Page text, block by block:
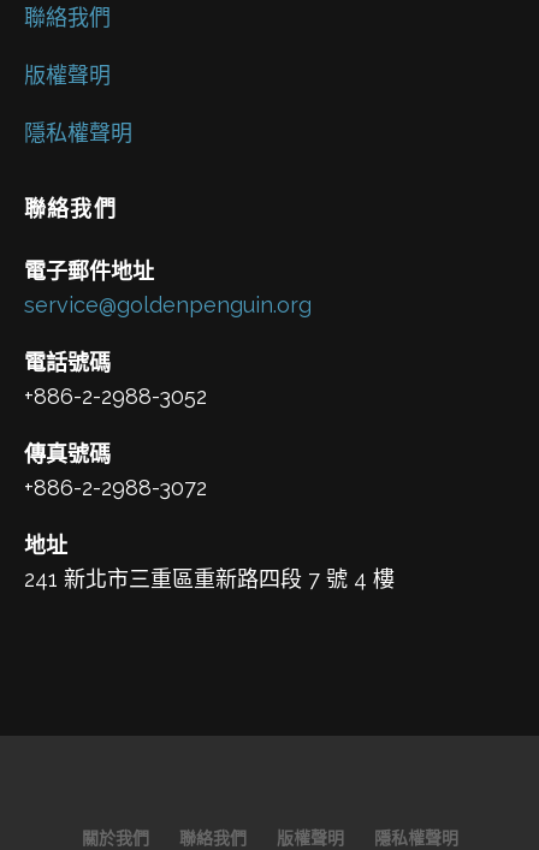
聯絡我們
版權聲明
隱私權聲明
聯絡我們
電子郵件地址
service@goldenpenguin.org
電話號碼
+886-2-2988-3052
傳真號碼
+886-2-2988-3072
地址
241 新北市三重區重新路四段 7 號 4 樓
關於我們 聯絡我們 版權聲明 隱私權聲明